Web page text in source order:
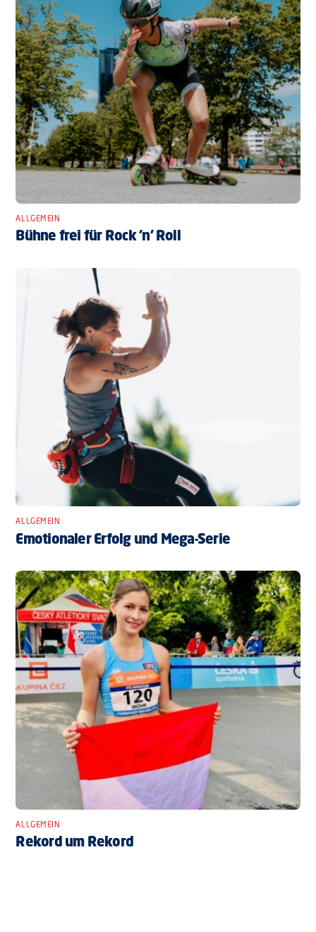
ALLGEMEIN
Bühne frei für Rock ’n’ Roll
ALLGEMEIN
Emotionaler Erfolg und Mega-Serie
ALLGEMEIN
Rekord um Rekord